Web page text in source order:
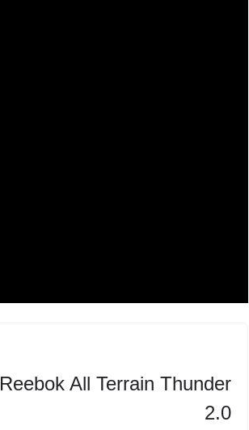
Reebok All Terrain Thunder
2.0